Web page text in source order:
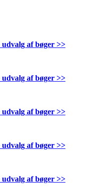
udvalg af bøger >>
udvalg af bøger >>
udvalg af bøger >>
udvalg af bøger >>
udvalg af bøger >>